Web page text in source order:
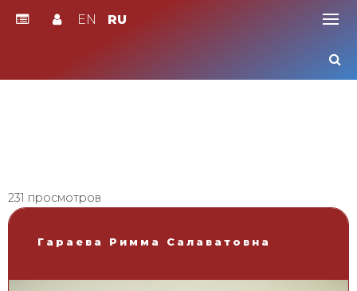
EN RU
231 просмотров
Гараева Римма Салаватовна